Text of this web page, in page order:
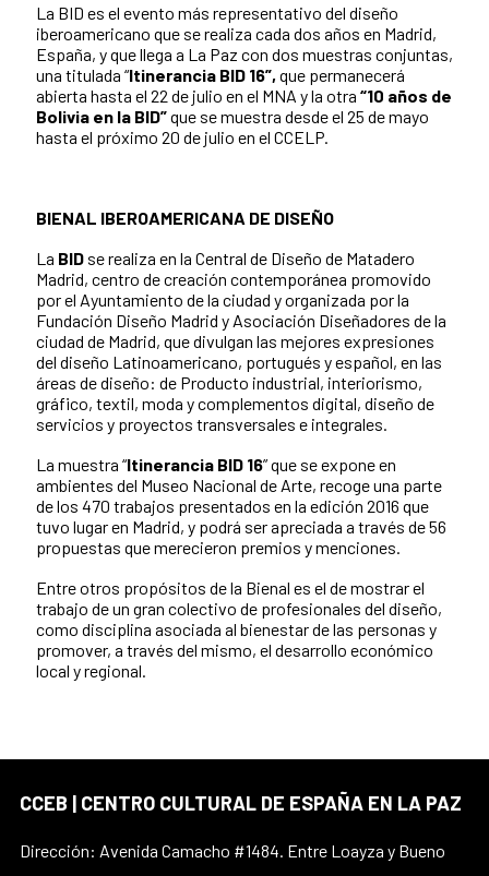
La BID es el evento más representativo del diseño
iberoamericano que se realiza cada dos años en Madrid,
España, y que llega a La Paz con dos muestras conjuntas,
una titulada “Itinerancia BID 16”, que permanecerá
abierta hasta el 22 de julio en el MNA y la otra “10 años de
Bolivia en la BID”que se muestra desde el 25 de mayo
hasta el próximo 20 de julio en el CCELP.
BIENAL IBEROAMERICANA DE DISEÑO
La BID se realiza en la Central de Diseño de Matadero
Madrid, centro de creación contemporánea promovido
por el Ayuntamiento de la ciudad y organizada por la
Fundación Diseño Madrid y Asociación Diseñadores de la
ciudad de Madrid, que divulgan las mejores expresiones
del diseño Latinoamericano, portugués y español, en las
áreas de diseño: de Producto industrial, interiorismo,
gráfico, textil, moda y complementos digital, diseño de
servicios y proyectos transversales e integrales.
La muestra “Itinerancia BID 16” que se expone en
ambientes del Museo Nacional de Arte, recoge una parte
de los 470 trabajos presentados en la edición 2016 que
tuvo lugar en Madrid, y podrá ser apreciada a través de 56
propuestas que merecieron premios y menciones.
Entre otros propósitos de la Bienal es el de mostrar el
trabajo de un gran colectivo de profesionales del diseño,
como disciplina asociada al bienestar de las personas y
promover, a través del mismo, el desarrollo económico
local y regional.
CCEB | CENTRO CULTURAL DE ESPAÑA EN LA PAZ
Dirección: Avenida Camacho #1484. Entre Loayza y Bueno